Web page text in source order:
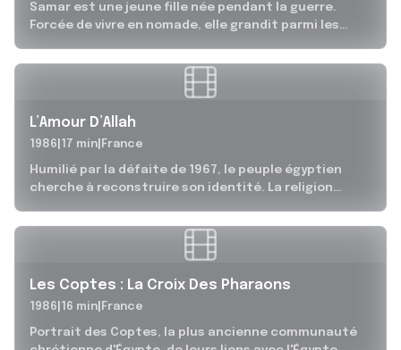
Samar est une jeune fille née pendant la guerre.
Forcée de vivre en nomade, elle grandit parmi les
L’Amour D’Allah
1986 17 min France
Humilié par la défaite de 1967, le peuple égyptien
cherche à reconstruire son identité. La religion
Les Coptes : La Croix Des Pharaons
1986 16 min France
Portrait des Coptes, la plus ancienne communauté